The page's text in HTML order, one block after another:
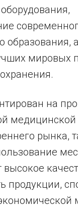
образования,
мировых
на
рынка,
высокое
продукции,